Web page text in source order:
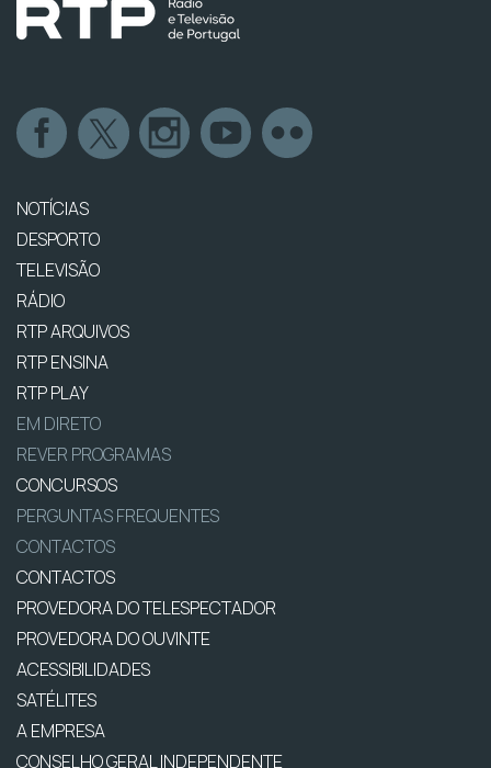
NOTÍCIAS
DESPORTO
TELEVISÃO
RÁDIO
RTP ARQUIVOS
RTP ENSINA
RTP PLAY
EM DIRETO
REVER PROGRAMAS
CONCURSOS
PERGUNTAS FREQUENTES
CONTACTOS
CONTACTOS
PROVEDORA DO TELESPECTADOR
PROVEDORA DO OUVINTE
ACESSIBILIDADES
SATÉLITES
A EMPRESA
CONSELHO GERAL INDEPENDENTE